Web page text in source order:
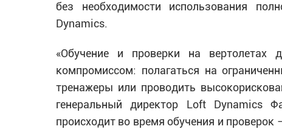
без необходимости использования
Dynamics.
«Обучение и проверки на вертолетах
компромиссом: полагаться на
тренажеры или проводить
генеральный директор Loft Dynamics
происходит во время обучения и